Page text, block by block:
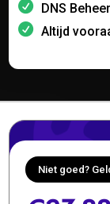
DNS Beheer
Altijd
Niet goed?